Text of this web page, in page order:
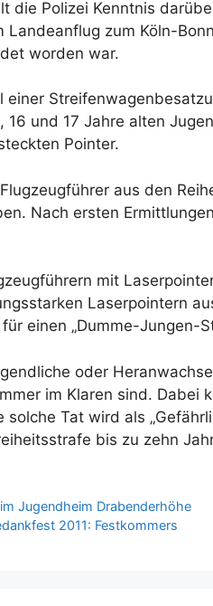
die Polizei Kenntnis
Landeanflug zum Köln-
worden war.
einer
16 und 17 Jahre alten
Pointer.
aus den
Nach ersten
mit
Laserpointern
einen „Dumme-Jungen-
oder
im Klaren sind. Dabei
solche Tat wird als
bis zu zehn
Jugendheim Drabenderhöhe
2011: Festkommers